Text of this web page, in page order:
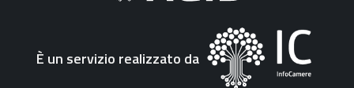
È un servizio realizzato da